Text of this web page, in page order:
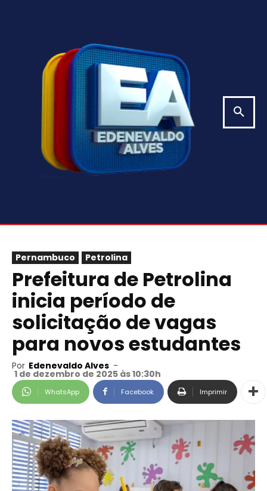
Pernambuco Petrolina
Prefeitura de Petrolina
inicia período de
solicitação de vagas
para novos estudantes
Por Edenevaldo Alves -
1 de dezembro de 2025 às 10:30h
WhatsApp Facebook Imprimir